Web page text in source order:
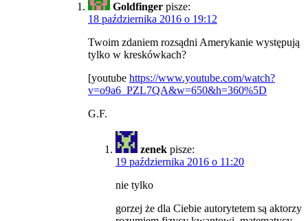
Goldfinger pisze:
18 października 2016 o 19:12
Twoim zdaniem rozsądni Amerykanie występują
tylko w kreskówkach?
[youtube https://www.youtube.com/watch?
v=o9a6_PZL7QA&w=650&h=360%5D
G.F.
zenek pisze:
19 października 2016 o 11:20
nie tylko
gorzej że dla Ciebie autorytetem są aktorzy